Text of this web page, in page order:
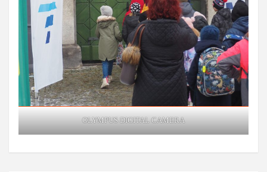
OLYMPUS DIGITAL CAMERA